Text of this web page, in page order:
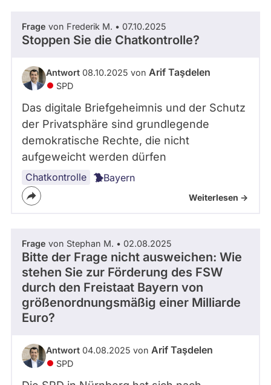
Frage von Frederik M. • 07.10.2025
Stoppen Sie die Chatkontrolle?
Antwort 08.10.2025 von Arif Taşdelen
SPD
Das digitale Briefgeheimnis und der Schutz
der Privatsphäre sind grundlegende
demokratische Rechte, die nicht
aufgeweicht werden dürfen
Chatkontrolle Bayern
Weiterlesen ->
Frage von Stephan M. • 02.08.2025
Bitte der Frage nicht ausweichen: Wie
stehen Sie zur Förderung des FSW
durch den Freistaat Bayern von
größenordnungsmäßig einer Milliarde
Euro?
Antwort 04.08.2025 von Arif Taşdelen
SPD